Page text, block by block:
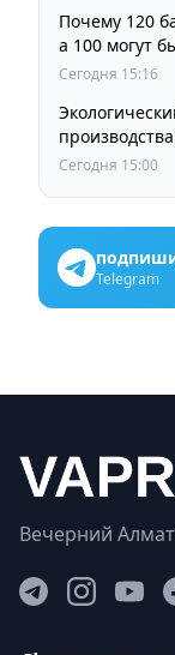
Почему 120
а 100 могут
Сегодня 15:16
Сегодня 15:00
Telegram
Вечерний